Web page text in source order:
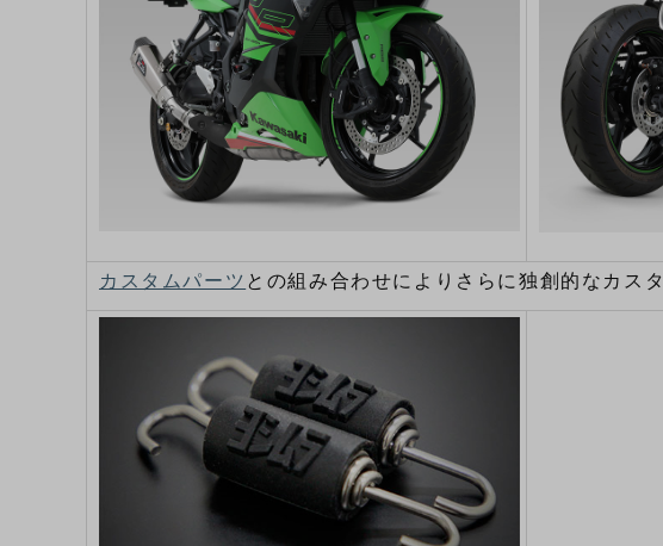
カスタムパーツ との組み合わせによりさらに独創的なカス